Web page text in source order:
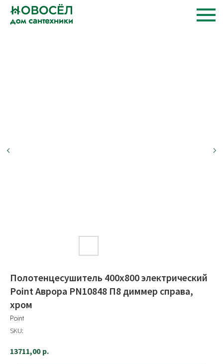
Полотенцесушитель 400x800 электрический
Point Аврора PN10848 П8 диммер справа,
хром
Point
SKU:
13711,00 р.